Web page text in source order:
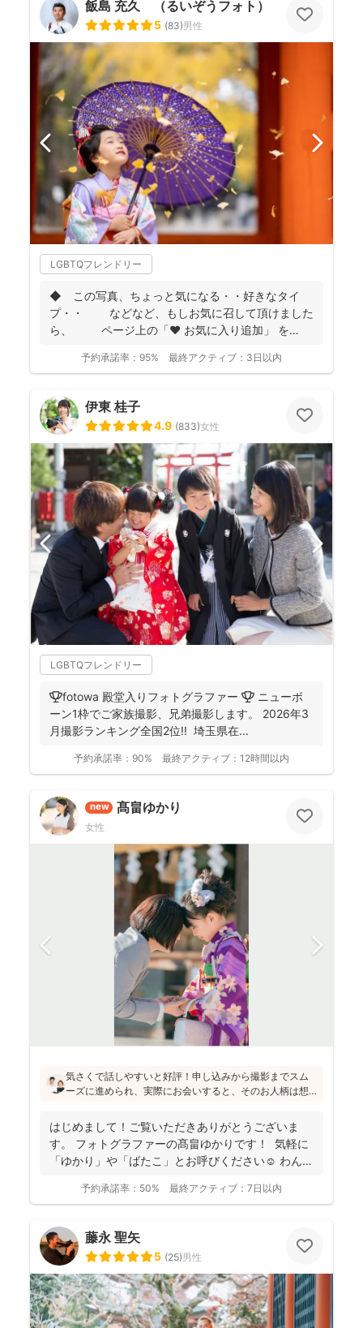
飯島 充久 （るいぞうフォト）
5 (83)男性
LGBTQフレンドリー
◆ この写真、ちょっと気になる・・好きなタイ
プ・・ などなど、もしお気に召して頂けました
ら、 ページ上の「❤ お気に入り追加」 を
予約承諾率： 95% 最終アクティブ： 3日以内
伊東 桂子
4.9 (833)女性
LGBTQフレンドリー
🏆fotowa 殿堂入りフォトグラファー 🏆 ニューボ
ーン1枠でご家族撮影、兄弟撮影します。 2026年3
月撮影ランキング全国2位‼️ 埼玉県在...
予約承諾率： 90% 最終アクティブ： 12時間以内
new 髙畠ゆかり
女性
気さくで話しやすいと好評！申し込みから撮影までスム
ーズに進められ、実際にお会いすると、そのお人柄は想
フォトの研修をしっかり受講され、ウェディング業界経
験もあり、赤ちゃんから大人まで安心してお写りいただ
けます♪
はじめまして！ご覧いただきありがとうございま
す。 フォトグラファーの髙畠ゆかりです！ 気軽に
「ゆかり」や「ばたこ」とお呼びください☺︎ わんぱ
予約承諾率： 50% 最終アクティブ： 7日以内
藤永 聖矢
5 (25)男性